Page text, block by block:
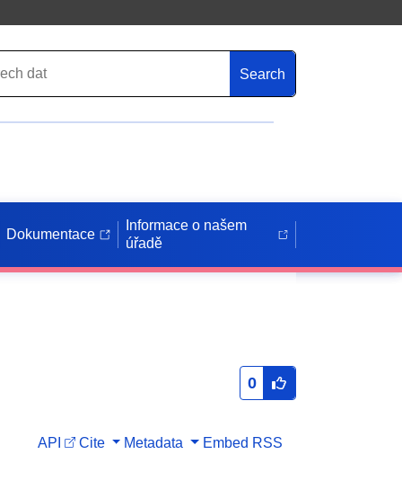
Search
Dokumentace
Informace o našem
úřadě
0
API Cite Metadata Embed RSS